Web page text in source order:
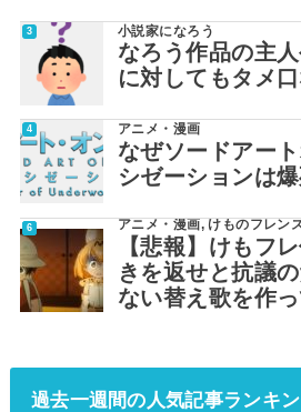
小説家になろう
なろう作品の主
に対してもタメ
アニメ・漫画
なぜソードアー
シゼーションは
アニメ・漫画, けものフレン
【悲報】けもフ
きを返せと抗議
ない替え歌を作
過去一週間の人気記事ランキ